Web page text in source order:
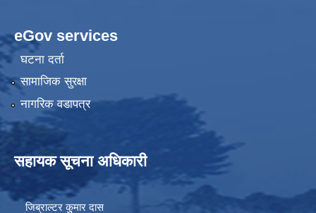
eGov services
घटना दर्ता
सामाजिक सुरक्षा
नागरिक वडापत्र
सहायक सूचना अधिकारी
जिब्राल्टर कुुमार दास